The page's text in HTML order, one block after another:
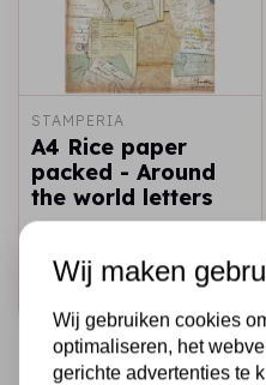
STAMPERIA
A4 Rice paper
packed - Around
the world letters
Snel toevoegen
Wij maken
Wij gebruiken cookies
optimaliseren, het
gerichte advertenties te